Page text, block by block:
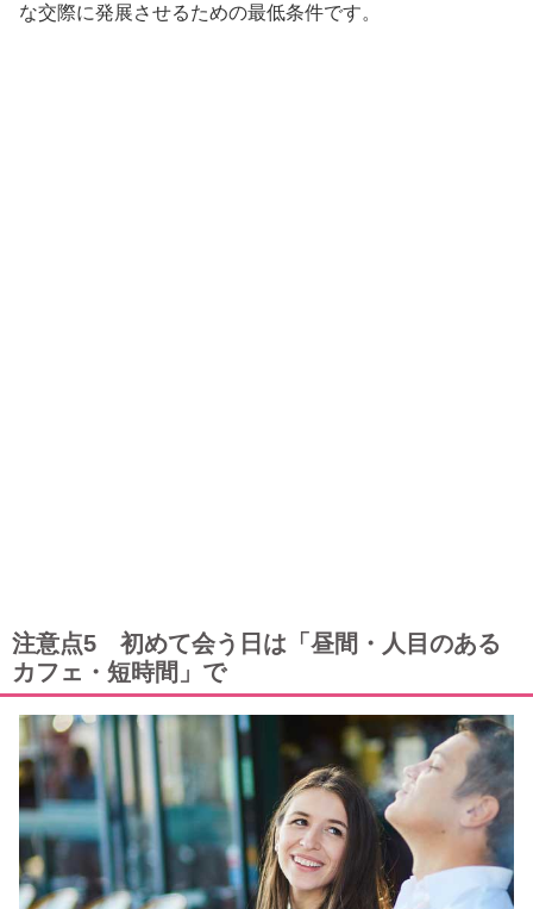
な交際に発展させるための最低条件です。
注意点5 初めて会う日は「昼間・人目のある
カフェ・短時間」で